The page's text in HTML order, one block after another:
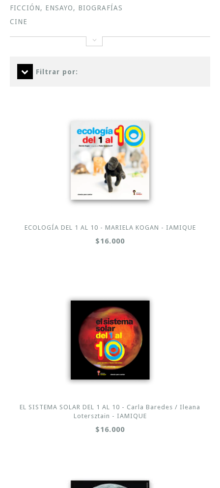
FICCIÓN, ENSAYO, BIOGRAFÍAS
CINE
Filtrar por:
ECOLOGÍA DEL 1 AL 10 - MARIELA KOGAN - IAMIQUE
$16.000
EL SISTEMA SOLAR DEL 1 AL 10 - Carla Baredes / Ileana
Lotersztain - IAMIQUE
$16.000